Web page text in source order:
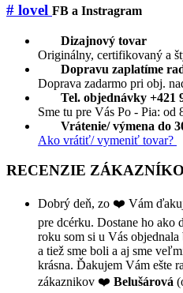
# lovel FB a Instragram
Dizajnový tovar
Originálny, certifikovaný a
Dopravu zaplatíme
Doprava zadarmo pri obj.
Tel. objednávky +421
Sme tu pre Vás Po - Pia: od
Vrátenie/ výmena do
Ako vrátiť/ vymeniť tovar?
RECENZIE
Dobrý deň, zo ❤️ Vám
pre dcérku. Dostane ho ako
roku som si u Vás
a tiež sme boli a aj sme
krásna. Ďakujem Vám ešte
zákaznikov ❤️ Belušárová